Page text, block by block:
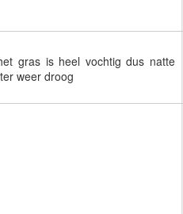
gras is heel vochtig dus natte
weer droog